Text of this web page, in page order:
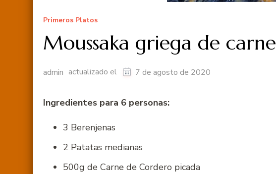
Primeros Platos
Moussaka griega de carne
admin actualizado el 7 de agosto de 2020
Ingredientes para 6 personas:
3 Berenjenas
2 Patatas medianas
500g de Carne de Cordero picada